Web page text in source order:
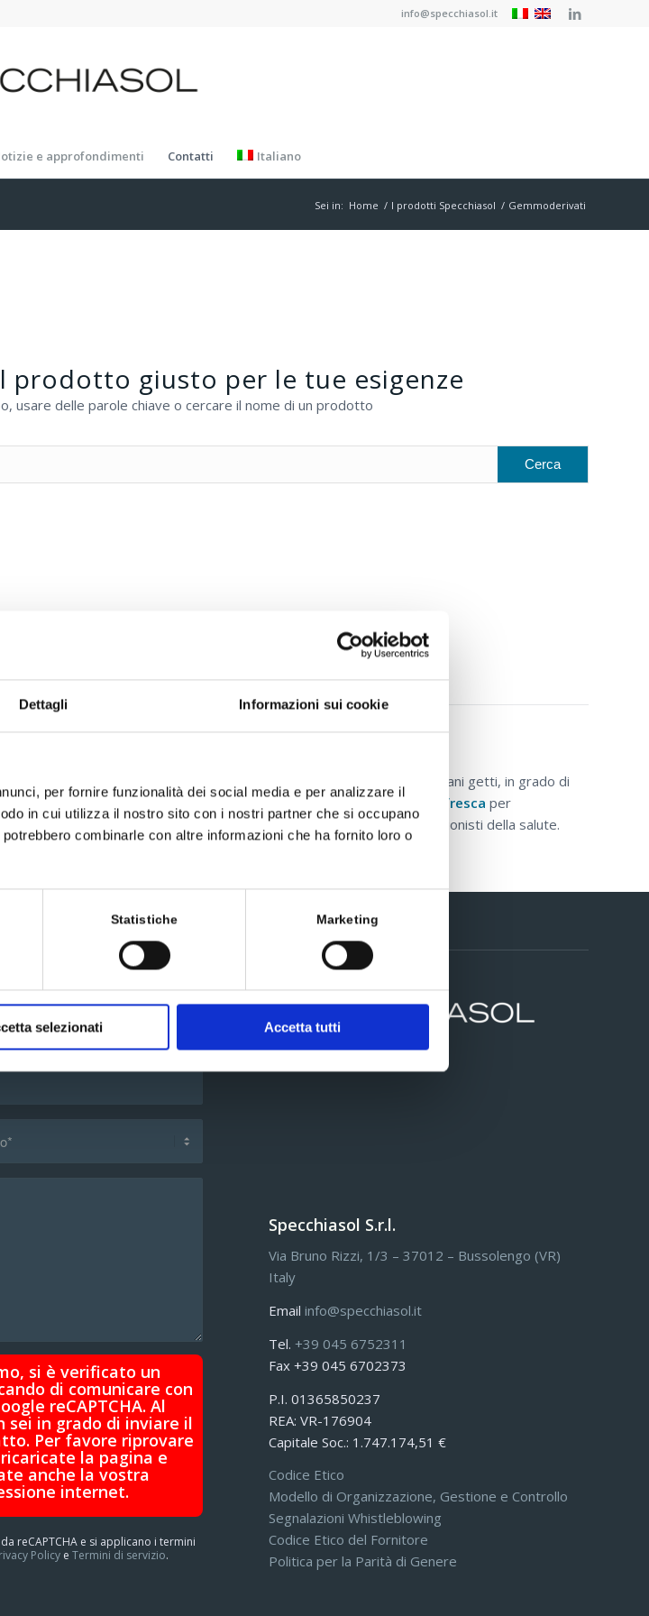
Dettagli Informazioni sui cookie
per fornire funzionalità dei social media e per analizzare il
in cui utilizza il nostro sito con i nostri partner che si occupano
combinarle con altre informazioni che ha fornito loro o
Statistiche Marketing
selezionati Accetta tutti
info@specchiasol.it
e approfondimenti Contatti Italiano
Sei in: Home / I prodotti Specchiasol / Gemmoderivati
prodotto giusto per le tue esigenze
usare delle parole chiave o cercare il nome di un prodotto
dei tessuti vegetali in fase di crescita. Gemme, germogli e giovani getti, in grado di
o da coltivazione controllata e vanno incontro ad unamacerazione fresca per
è promosso con il supporto di farmacisti, erboristi e professionisti della salute.
si è verificato un
di comunicare con
reCAPTCHA. Al
sei in grado di inviare il
Per favore riprovare
la pagina e
anche la vostra
internet.
reCAPTCHA e si applicano i termini
Policye Termini di servizio.
Contatti
Specchiasol S.r.l.
Via Bruno Rizzi, 1/3 – 37012 – Bussolengo (VR)
Italy
Emailinfo@specchiasol.it
Tel.+39 045 6752311
Fax +39 045 6702373
P.I. 01365850237
REA: VR-176904
Capitale Soc.: 1.747.174,51 €
Codice Etico
Modello di Organizzazione, Gestione e Controllo
Segnalazioni Whistleblowing
Codice Etico del Fornitore
Politica per la Parità di Genere